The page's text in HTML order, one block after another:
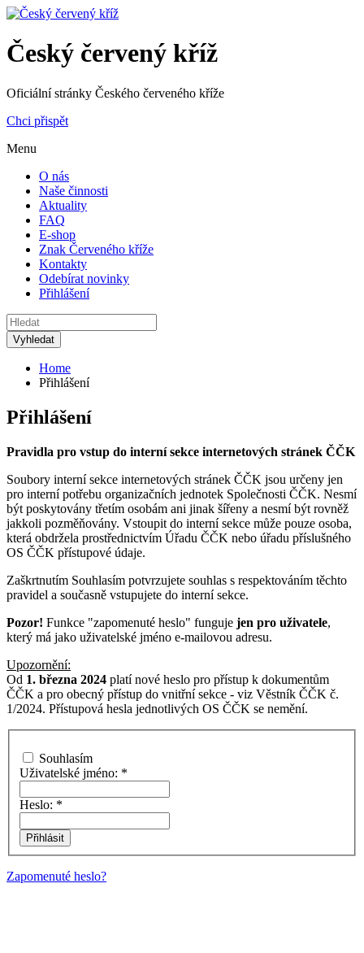
Český červený kříž
Oficiální stránky Českého červeného kříže
Chci přispět
Menu
O nás
Naše činnosti
Aktuality
FAQ
E-shop
Znak Červeného kříže
Kontakty
Odebírat novinky
Přihlášení
Home
Přihlášení
Přihlášení
Pravidla pro vstup do interní sekce internetových stránek ČČK
Soubory interní sekce internetových stránek ČČK jsou určeny jen
pro interní potřebu organizačních jednotek Společnosti ČČK. Nesmí
být poskytovány třetím osobám ani jinak šířeny a nesmí být rovněž
jakkoli pozměňovány. Vstoupit do interní sekce může pouze osoba,
která obdržela prostřednictvím Úřadu ČČK nebo úřadu příslušného
OS ČČK přístupové údaje.
Zaškrtnutím Souhlasím potvrzujete souhlas s respektováním těchto
pravidel a současně vstupujete do interní sekce.
Pozor! Funkce "zapomenuté heslo" funguje jen pro uživatele,
který má jako uživatelské jméno e-mailovou adresu.
Upozornění:
Od 1. března 2024 platí nové heslo pro přístup k dokumentům
ČČK a pro obecný přístup do vnitřní sekce - viz Věstník ČČK č.
1/2024. Přístupová hesla jednotlivých OS ČČK se nemění.
Souhlasím
Uživatelské jméno: *
Heslo: *
Zapomenuté heslo?